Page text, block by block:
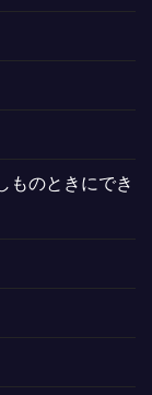
ものときにでき